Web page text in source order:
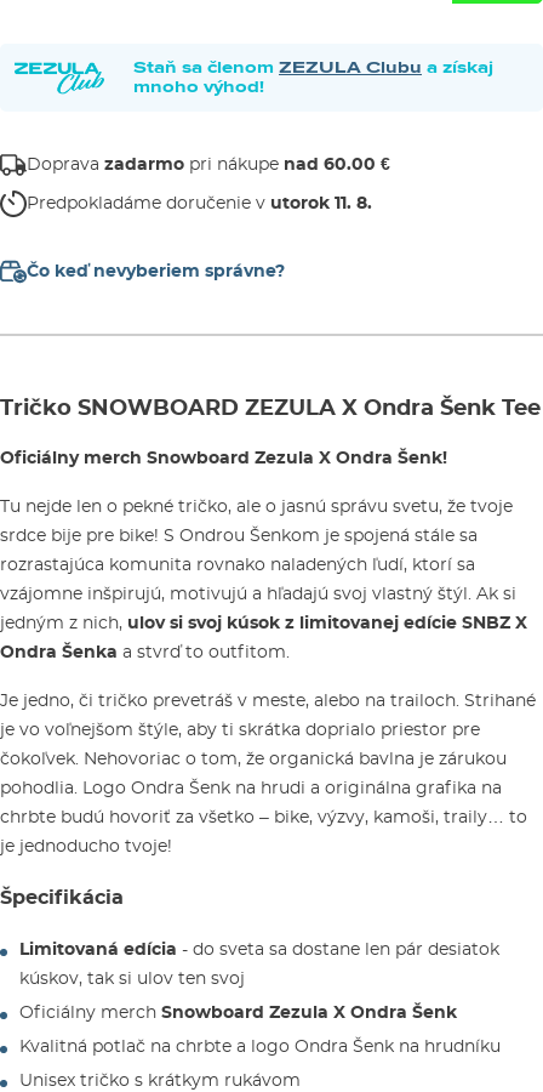
Staň sa členom ZEZULA Clubu a získaj
mnoho výhod!
Doprava zadarmo pri nákupe nad 60.00 €
Predpokladáme doručenie v utorok 11. 8.
Čo keď nevyberiem správne?
Tričko SNOWBOARD ZEZULA X Ondra Šenk Tee
Oficiálny merch Snowboard Zezula X Ondra Šenk!
Tu nejde len o pekné tričko, ale o jasnú správu svetu, že tvoje
srdce bije pre bike! S Ondrou Šenkom je spojená stále sa
rozrastajúca komunita rovnako naladených ľudí, ktorí sa
vzájomne inšpirujú, motivujú a hľadajú svoj vlastný štýl. Ak si
jedným z nich, ulov si svoj kúsok z limitovanej edície SNBZ X
Ondra Šenka a stvrď to outfitom.
Je jedno, či tričko prevetráš v meste, alebo na trailoch. Strihané
je vo voľnejšom štýle, aby ti skrátka doprialo priestor pre
čokoľvek. Nehovoriac o tom, že organická bavlna je zárukou
pohodlia. Logo Ondra Šenk na hrudi a originálna grafika na
chrbte budú hovoriť za všetko – bike, výzvy, kamoši, traily… to
je jednoducho tvoje!
Špecifikácia
Limitovaná edícia - do sveta sa dostane len pár desiatok
kúskov, tak si ulov ten svoj
Oficiálny merch Snowboard Zezula X Ondra Šenk
Kvalitná potlač na chrbte a logo Ondra Šenk na hrudníku
Unisex tričko s krátkym rukávom